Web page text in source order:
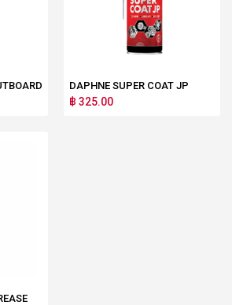
DAPHNE SUPER COAT JP
฿ 325.00